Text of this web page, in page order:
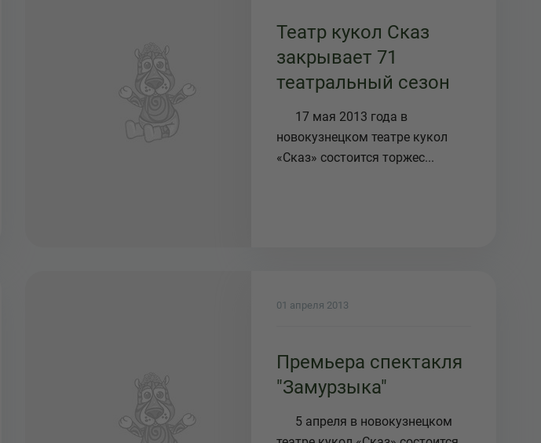
Театр кукол Сказ
закрывает 71
театральный сезон
17 мая 2013 года в
новокузнецком театре кукол
«Сказ» состоится торжес...
01 апреля 2013
Премьера спектакля
"Замурзыка"
5 апреля в новокузнецком